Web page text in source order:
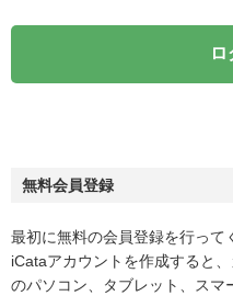
無料会員登録
最初に無料の会員登録を行って
iCataアカウントを作成すると
のパソコン、タブレット、スマ